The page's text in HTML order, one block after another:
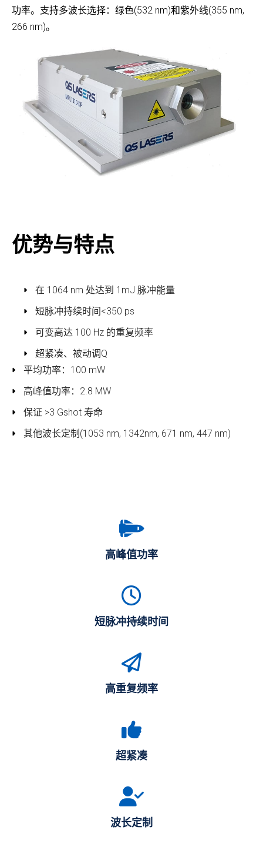
功率。支持多波长选择：绿色(532 nm)和紫外线(355 nm,
266 nm)。
优势与特点
在 1064 nm 处达到 1mJ 脉冲能量
短脉冲持续时间<350 ps
可变高达 100 Hz 的重复频率
超紧凑、被动调Q
平均功率：100 mW
高峰值功率：2.8 MW
保证 >3 Gshot 寿命
其他波长定制(1053 nm, 1342nm, 671 nm, 447 nm)
高峰值功率
短脉冲持续时间
高重复频率
超紧凑
波长定制